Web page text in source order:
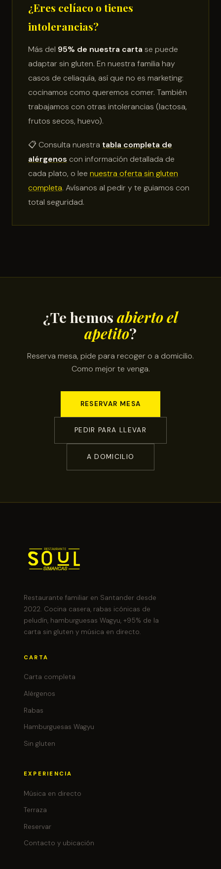
¿Eres celíaco o tienes
intolerancias?
Más del 95% de nuestra carta se puede
adaptar sin gluten. En nuestra familia hay
casos de celiaquía, así que no es marketing:
cocinamos como queremos comer. También
trabajamos con otras intolerancias (lactosa,
frutos secos, huevo).
📋 Consulta nuestra tabla completa de
alérgenos con información detallada de
cada plato, o lee nuestra oferta sin gluten
completa. Avísanos al pedir y te guiamos con
total seguridad.
¿Te hemos abierto el
apetito?
Reserva mesa, pide para recoger o a domicilio.
Como mejor te venga.
RESERVAR MESA
PEDIR PARA LLEVAR
A DOMICILIO
Restaurante familiar en Santander desde
2022. Cocina casera, rabas icónicas de
peludín, hamburguesas Wagyu, +95% de la
carta sin gluten y música en directo.
CARTA
Carta completa
Alérgenos
Rabas
Hamburguesas Wagyu
Sin gluten
EXPERIENCIA
Música en directo
Terraza
Reservar
Contacto y ubicación